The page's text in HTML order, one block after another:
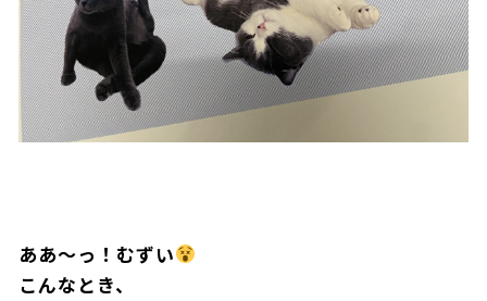
ああ〜っ！むずい
こんなとき、
NY OADING...